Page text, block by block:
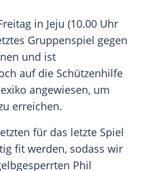
in Jeju (10.00 Uhr
Gruppenspiel gegen
und ist
auf die Schützenhilfe
angewiesen, um
erreichen.
für das letzte Spiel
fit werden, sodass wir
Phil